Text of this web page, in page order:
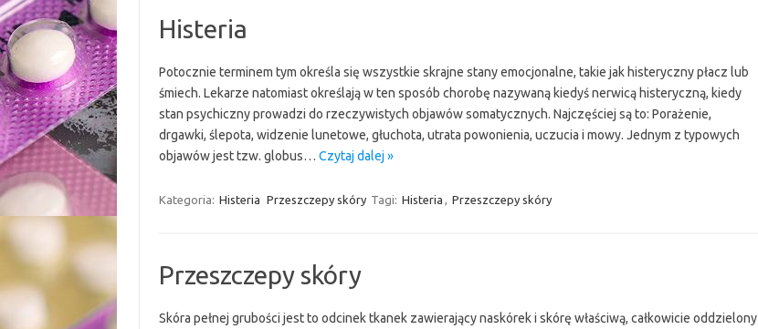
Histeria
Potocznie terminem tym określa się wszystkie skrajne stany emocjonalne, takie jak histeryczny płacz lub
śmiech. Lekarze natomiast określają w ten sposób chorobę nazywaną kiedyś nerwicą histeryczną, kiedy
stan psychiczny prowadzi do rzeczywistych objawów somatycznych. Najczęściej są to: Porażenie,
drgawki, ślepota, widzenie lunetowe, głuchota, utrata powonienia, uczucia i mowy. Jednym z typowych
objawów jest tzw. globus… Czytaj dalej »
Kategoria: Histeria Przeszczepy skóry Tagi: Histeria , Przeszczepy skóry
Przeszczepy skóry
Skóra pełnej grubości jest to odcinek tkanek zawierający naskórek i skórę właściwą, całkowicie oddzielony